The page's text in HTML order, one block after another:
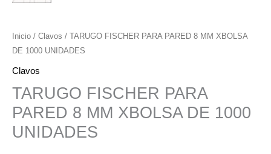
Inicio / Clavos / TARUGO FISCHER PARA PARED 8 MM XBOLSA
DE 1000 UNIDADES
Clavos
TARUGO FISCHER PARA
PARED 8 MM XBOLSA DE 1000
UNIDADES